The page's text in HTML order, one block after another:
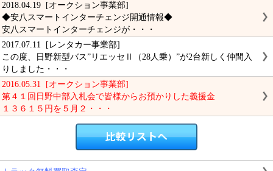
2018.04.19 [オークション事業部]
◆安八スマートインターチェンジ開通情報◆
安八スマートインターチェンジが・・・
2017.07.11 [レンタカー事業部]
この度、日野新型バス”リエッセⅡ（28人乗）”が2台新しく仲間入
りしました・・・
2016.05.31 [オークション事業部]
第４１回日野中部入札会で皆様からお預かりした義援金
１３６１５円を５月２・・・